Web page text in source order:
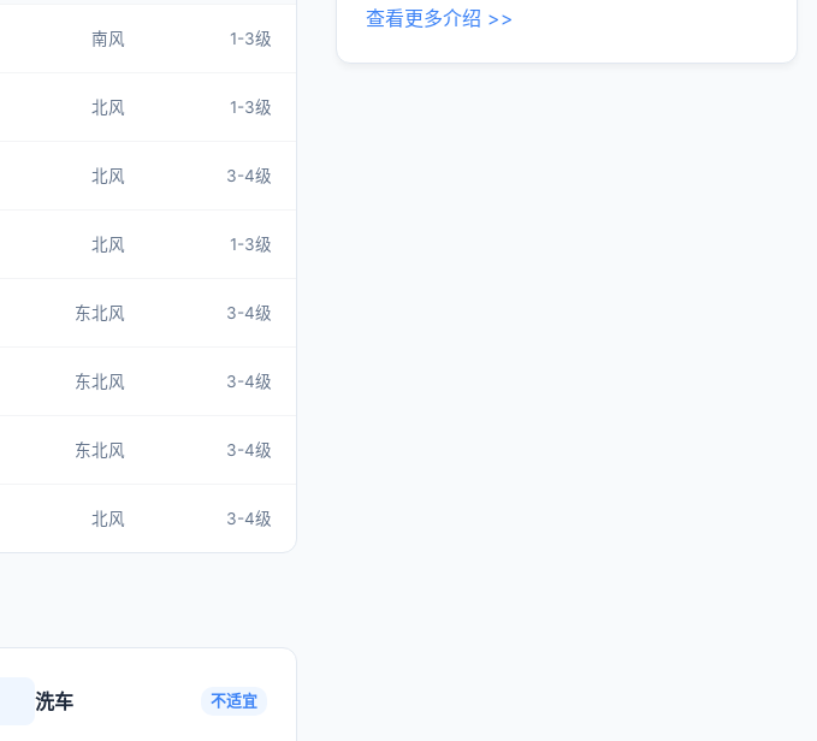
南风 1-3级
北风 1-3级
北风 3-4级
北风 1-3级
东北风 3-4级
东北风 3-4级
东北风 3-4级
北风 3-4级
洗车 不适宜
查看更多介绍 >>